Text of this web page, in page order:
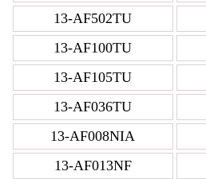
13-AF502TU
13-AF100TU
13-AF105TU
13-AF036TU
13-AF008NIA
13-AF013NF